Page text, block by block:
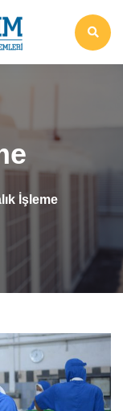
İşleme